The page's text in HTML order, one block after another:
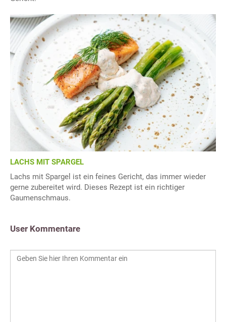
LACHS MIT SPARGEL
Lachs mit Spargel ist ein feines Gericht, das immer wieder
gerne zubereitet wird. Dieses Rezept ist ein richtiger
Gaumenschmaus.
User Kommentare